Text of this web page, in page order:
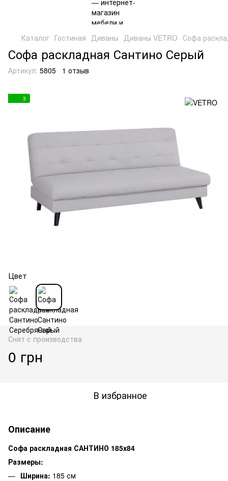
Каталог Гостиная Диваны Диваны VETRO Софа
Софа раскладная Сантино Серый
Артикул: 5805 1 отзыв
3
Цвет
Снят с производства
0 грн
В избранное
Описание
Софа раскладная САНТИНО 185х84
Размеры:
Ширина: 185 см